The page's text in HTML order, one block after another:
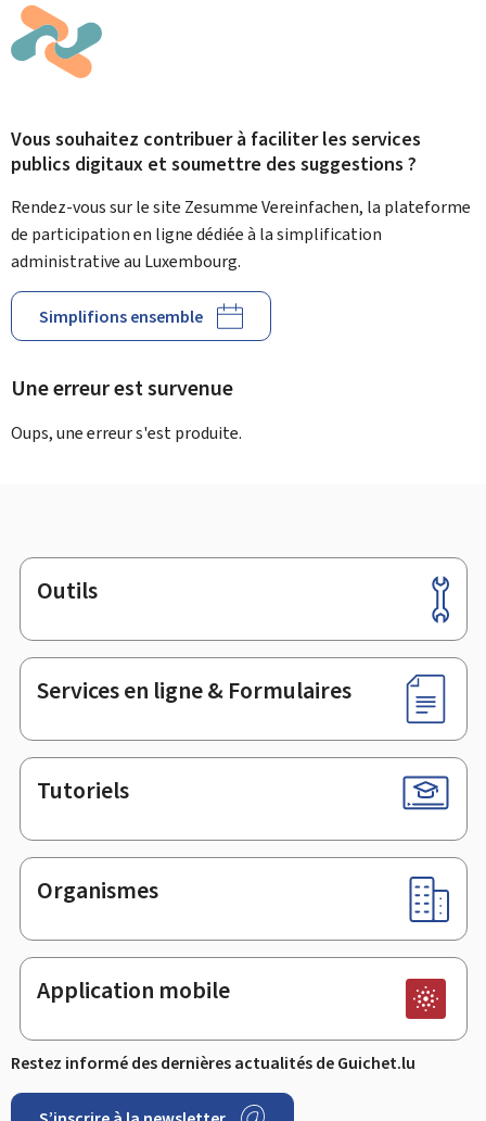
Vous souhaitez contribuer à faciliter les services
publics digitaux et soumettre des suggestions ?
Rendez-vous sur le site Zesumme Vereinfachen, la plateforme
de participation en ligne dédiée à la simplification
administrative au Luxembourg.
Simplifions ensemble
Une erreur est survenue
Oups, une erreur s'est produite.
Pied
de
page
Outils
Services en ligne & Formulaires
Tutoriels
Organismes
Application mobile
Restez informé des dernières actualités de Guichet.lu